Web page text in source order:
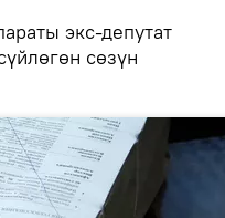
экс-депутат
сөзүн